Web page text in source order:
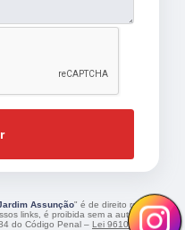
Assunção" é de direito reservado.
links, é proibida sem a autorização do
do Código Penal – Lei 9610/98 - Lei de